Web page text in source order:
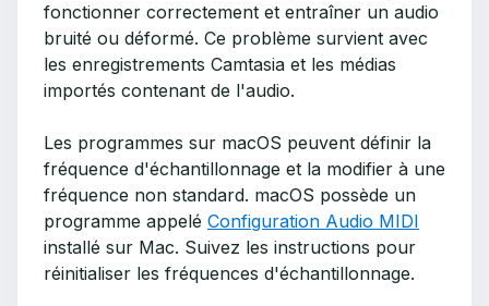
fonctionner correctement et entraîner un audio
bruité ou déformé. Ce problème survient avec
les enregistrements Camtasia et les médias
importés contenant de l'audio.
Les programmes sur macOS peuvent définir la
fréquence d'échantillonnage et la modifier à une
fréquence non standard. macOS possède un
programme appelé Configuration Audio MIDI
installé sur Mac. Suivez les instructions pour
réinitialiser les fréquences d'échantillonnage.